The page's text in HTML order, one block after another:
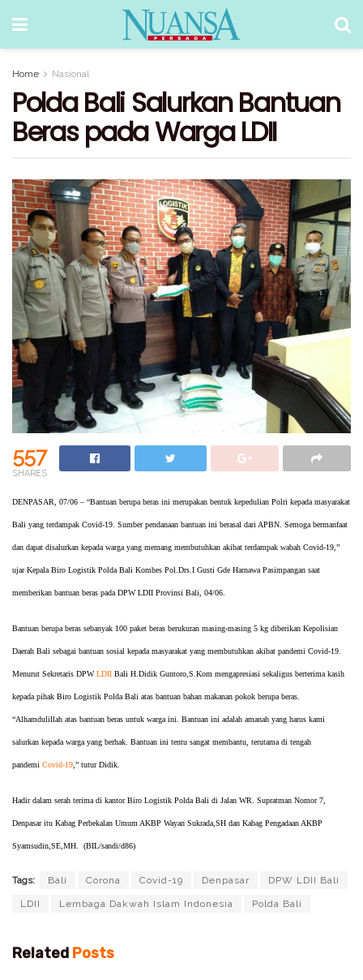
Home Nasional
Polda Bali Salurkan Bantuan
Beras pada Warga LDII
557
SHARES
DENPASAR, 07/06 – “Bantuan berupa beras ini merupakan bentuk kepedulian Polri kepada masyarakat
Bali yang terdampak Covid-19. Sumber pendanaan bantuan ini berasal dari APBN. Semoga bermanfaat
dan dapat disalurkan kepada warga yang memang membutuhkan akibat terdampak wabah Covid-19,”
ujar Kepala Biro Logistik Polda Bali Kombes Pol.Drs.I Gusti Gde Harnawa Pasimpangan saat
memberikan bantuan beras pada DPW LDII Provinsi Bali, 04/06.
Bantuan berupa beras sebanyak 100 paket beras berukuran masing-masing 5 kg diberikan Kepolisian
Daerah Bali sebagai bantuan sosial kepada masyarakat yang membutuhkan akibat pandemi Covid-19.
Menurut Sekretaris DPWLDII Bali H.Didik Guntoro,S.Kom mengapresiasi sekaligus berterima kasih
kepada pihak Biro Logistik Polda Bali atas bantuan bahan makanan pokok berupa beras.
“Alhamdulillah atas bantuan beras untuk warga ini. Bantuan ini adalah amanah yang harus kami
salurkan kepada warga yang berhak. Bantuan ini tentu sangat membantu, terutama di tengah
pandemi Covid-19,” tutur Didik.
Hadir dalam serah terima di kantor Biro Logistik Polda Bali di Jalan WR. Supratman Nomor 7,
Denpasar itu Kabag Perbekalan Umum AKBP Wayan Sukrada,SH dan Kabag Pengadaan AKBP
Syamsudin,SE,MH. (BIL/sandi/d86)
Tags: Bali Corona Covid-19 Denpasar DPW LDII Bali
LDII Lembaga Dakwah Islam Indonesia Polda Bali
Related Posts